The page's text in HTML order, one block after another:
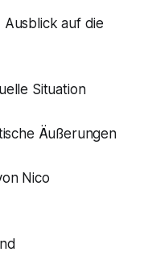
Ausblick auf die
Situation
Äußerungen
Nico